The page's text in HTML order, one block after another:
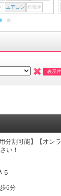
エアコン 角部屋
表示
割可能】【オン
い！
５
6分